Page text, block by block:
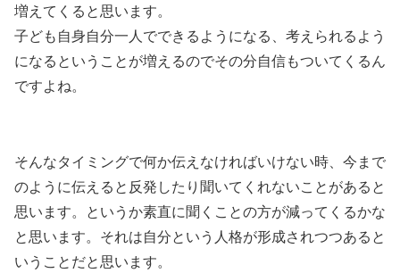
増えてくると思います。
子ども自身自分一人でできるようになる、考えられるよう
になるということが増えるのでその分自信もついてくるん
ですよね。
そんなタイミングで何か伝えなければいけない時、今まで
のように伝えると反発したり聞いてくれないことがあると
思います。というか素直に聞くことの方が減ってくるかな
と思います。それは自分という人格が形成されつつあると
いうことだと思います。